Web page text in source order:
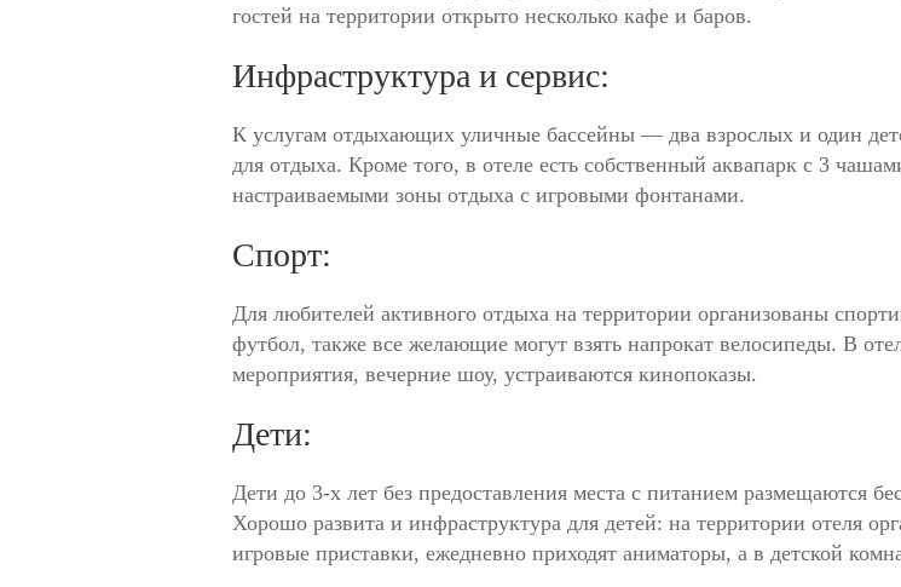
гостей на территории открыто несколько кафе и баров.
Инфраструктура и сервис:
К услугам отдыхающих уличные бассейны — два взрослых и один
для отдыха. Кроме того, в отеле есть собственный аквапарк с 3
настраиваемыми зоны отдыха с игровыми фонтанами.
Спорт:
Для любителей активного отдыха на территории организованы
футбол, также все желающие могут взять напрокат велосипеды. В
мероприятия, вечерние шоу, устраиваются кинопоказы.
Дети:
Дети до 3-х лет без предоставления места с питанием размещаются
Хорошо развита и инфраструктура для детей: на территории отеля
игровые приставки, ежедневно приходят аниматоры, а в детской